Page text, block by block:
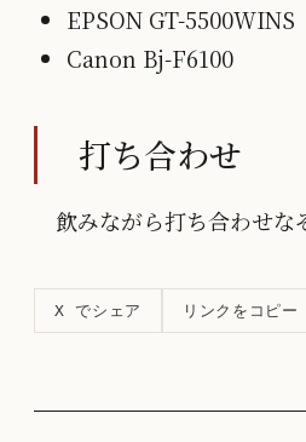
EPSON GT-5500WINS
Canon Bj-F6100
打ち合わせ
飲みながら打ち合わせな
X でシェア リンクをコピー